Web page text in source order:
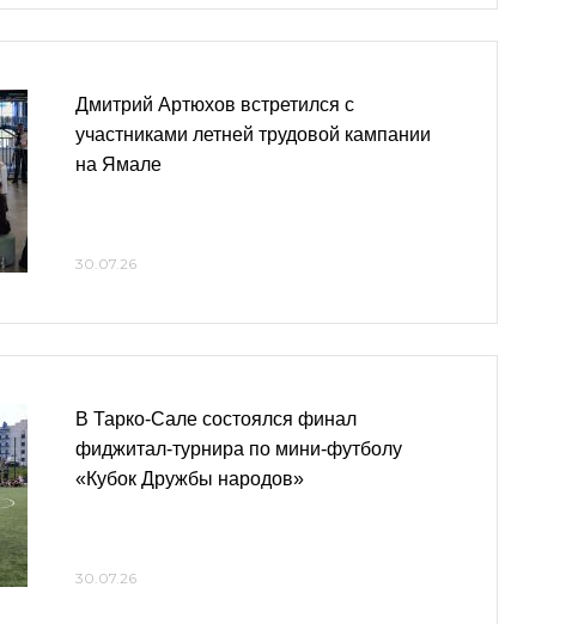
Дмитрий Артюхов встретился с
участниками летней трудовой кампании
на Ямале
30.07.26
В Тарко-Сале состоялся финал
фиджитал-турнира по мини-футболу
«Кубок Дружбы народов»
30.07.26